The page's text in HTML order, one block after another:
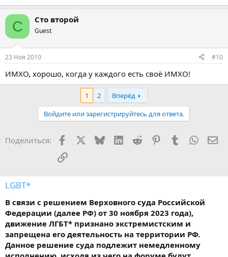
С Сто второй
Guest
23 Ноя 2010 #10
ИМХО, хорошо, когда у каждого есть своё ИМХО!
1 2
Вперёд
Войдите или зарегистрируйтесь для ответа.
Поделиться: Facebook BlueskyLinkedIn
Reddit PinterestTumblr
Ссылка
LGBT*
В связи с решением Верховного суда Российской
Федерации (далее РФ) от 30 ноября 2023 года),
движение ЛГБТ* признано экстремистским и
запрещена его деятельность на территории РФ.
Данное решение суда подлежит немедленному